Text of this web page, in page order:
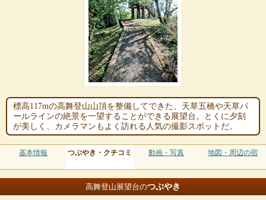
標高117mの高舞登山山頂を整備してできた、天草五橋や天草パ
ールラインの絶景を一望することができる展望台。とくに夕刻
が美しく、カメラマンもよく訪れる人気の撮影スポットだ。
基本情報 つぶやき・クチコミ 動画・写真 地図・周辺の宿
高舞登山展望台のつぶやき